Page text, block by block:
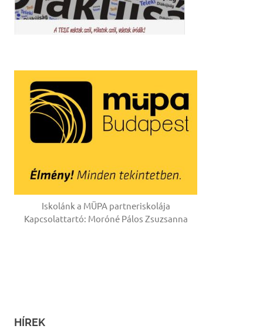
Iskolánk a MÜPA partneriskolája
Kapcsolattartó: Moróné Pálos Zsuzsanna
HÍREK